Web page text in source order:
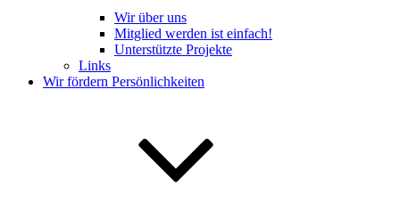
Wir über uns
Mitglied werden ist einfach!
Unterstützte Projekte
Links
Wir fördern Persönlichkeiten